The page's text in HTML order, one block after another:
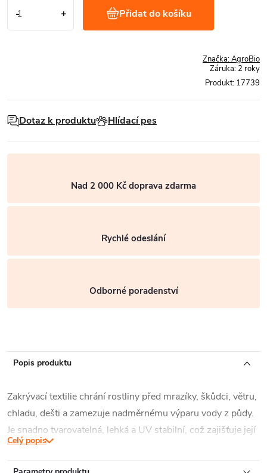
Přidat do košíku
Značka:AgroBio
Záruka: 2 roky
Produkt: 17739
Dotaz k produktu Hlídací pes
Nad 2 000 Kč doprava zdarma
Rychlé odeslání
Odborné poradenství
Popis produktu
Zakrývací textilie chrání rostliny před mrazíky, škůdci, větru,
chladu, dešti a zamezuje nadměrnému výparu vody z půdy.
Je snadno tvarovatelná, lehká a UV stabilní, což zajišťuje její
delší životnost. Síť není závadná pro rostliny (neuvolňují se
žádné toxické látky, jak to někdy může být u recyklátů).
Celý popis